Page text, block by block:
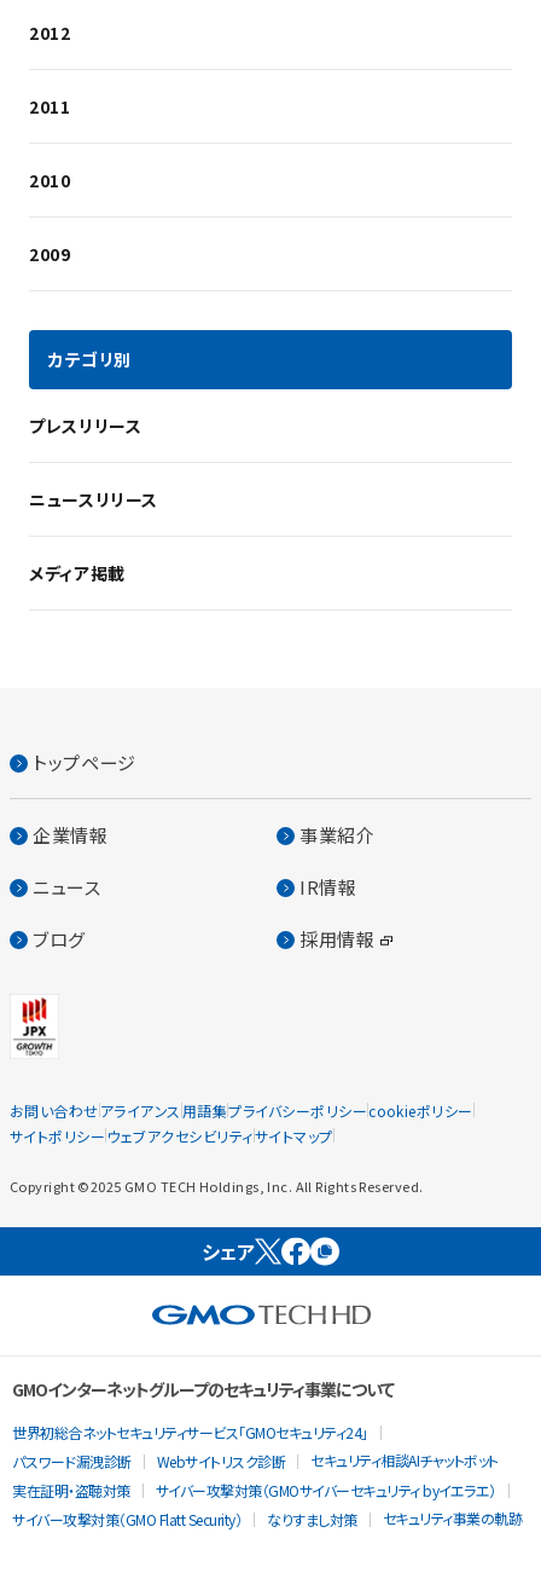
2012
2011
2010
2009
カテゴリ別
プレスリリース
ニュースリリース
メディア掲載
トップページ
企業情報 事業紹介
ニュース IR情報
ブログ 採用情報
お問い合わせアライアンス 用語集プライバシーポリシーcookieポリシー
サイトポリシー ウェブアクセシビリティサイトマップ
Copyright ©2025 GMO TECH Holdings, Inc. All Rights Reserved.
シェア
GMOインターネットグループのセキュリティ事業について
世界初総合ネットセキュリティサービス「GMOセキュリティ24」
パスワード漏洩診断
Webサイトリスク診断
セキュリティ相談AIチャットボット
実在証明・盗聴対策
サイバー攻撃対策（GMOサイバーセキュリティ byイエラエ）
サイバー攻撃対策（GMO Flatt Security）
なりすまし対策 セキュリティ事業の軌跡